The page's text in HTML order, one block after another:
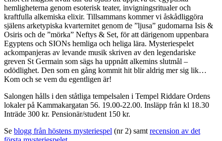
hemligheterna genom esoterisk teater, invigningsritualer och
kraftfulla alkemiska elixir. Tillsammans kommer vi åskådliggöra
själens arketypiska kvarternitet genom de ”ljusa” gudomarna Isis &
Osiris och de ”mörka” Neftys & Set, för att därigenom uppenbara
Egyptens och SIONs hemliga och heliga lära. Mysteriespelet
ackompanjeras av levande musik skriven av den legendariske
greven St Germain som sägs ha uppnått alkemins slutmål –
odödlighet. Den som en gång kommit hit blir aldrig mer sig lik…
Kom och se vem du egentligen är!
Salongen hålls i den ståtliga tempelsalen i Tempel Riddare Ordens
lokaler på Kammakargatan 56. 19.00-22.00. Insläpp från kl 18.30
Inträde 300 kr. Pensionär/student 150 kr.
Se blogg från höstens mysteriespel (nr 2) samt recension av det